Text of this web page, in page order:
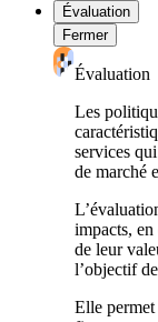
Évaluation
Fermer
Évaluation
Les
services
de marché
impacts,
de leur
l’objectif
Elle permet